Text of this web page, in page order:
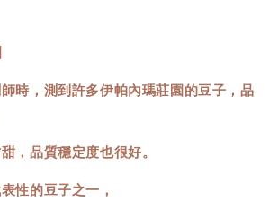
時，測到許多伊帕內瑪莊園的豆子，品
，品質穩定度也很好。
性的豆子之一，